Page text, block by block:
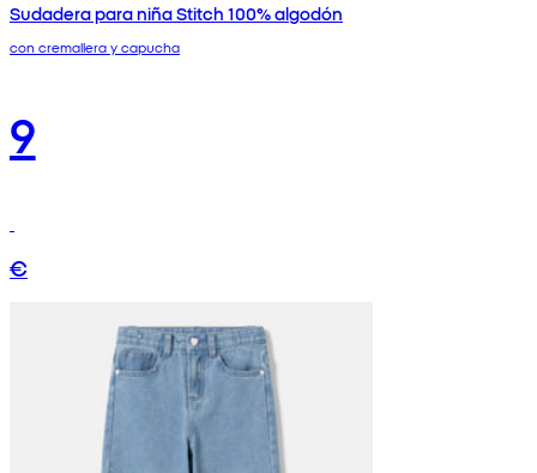
Sudadera para niña Stitch 100% algodón
con cremallera y capucha
9
€